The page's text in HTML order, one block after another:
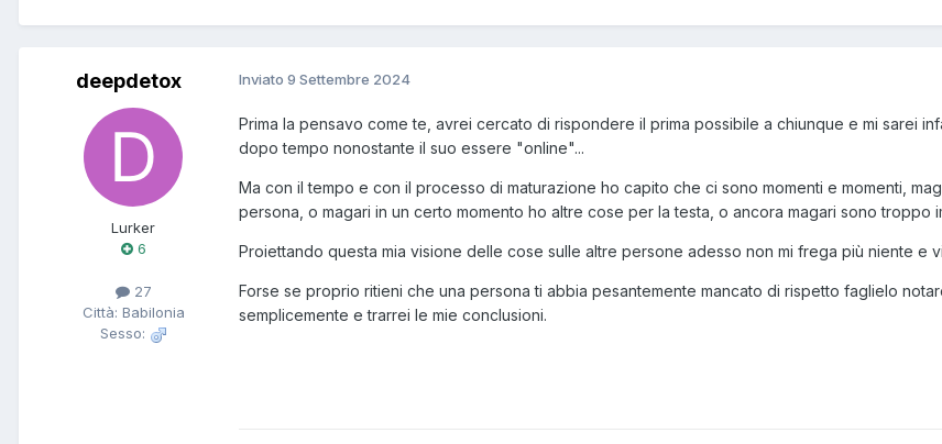
deepdetox
Lurker
6
27
Città: Babilonia
Sesso:
Inviato 9 Settembre 2024
Prima la pensavo come te, avrei cercato di rispondere il prima possibile a chiunque e mi sarei
dopo tempo nonostante il suo essere "online"...
Ma con il tempo e con il processo di maturazione ho capito che ci sono momenti e momenti,
persona, o magari in un certo momento ho altre cose per la testa, o ancora magari sono troppo
Proiettando questa mia visione delle cose sulle altre persone adesso non mi frega più niente e
Forse se proprio ritieni che una persona ti abbia pesantemente mancato di rispetto faglielo
semplicemente e trarrei le mie conclusioni.